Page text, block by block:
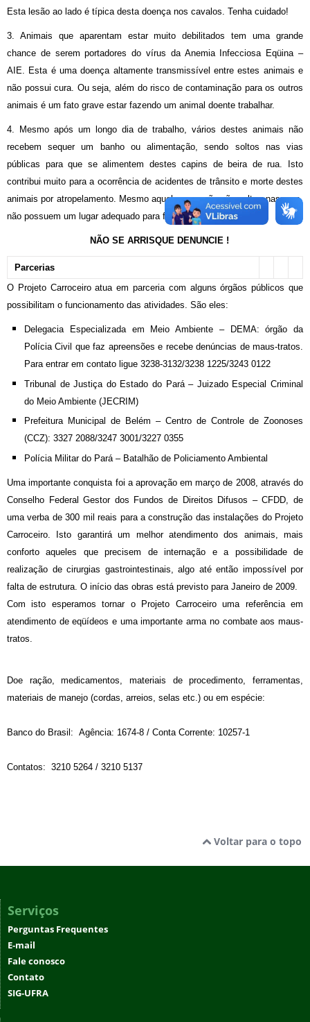
Esta lesão ao lado é típica desta doença nos cavalos. Tenha cuidado!
3. Animais que aparentam estar muito debilitados tem uma grande
chance de serem portadores do vírus da Anemia Infecciosa Eqüina –
AIE. Esta é uma doença altamente transmissível entre estes animais e
não possui cura. Ou seja, além do risco de contaminação para os outros
animais é um fato grave estar fazendo um animal doente trabalhar.
4.
Mesmo após um longo dia de trabalho, vários destes animais não
recebem sequer um banho ou alimentação, sendo soltos nas vias
públicas para que se alimentem destes capins de beira de rua. Isto
contribui muito para a ocorrência de acidentes de trânsito e morte destes
animais por atropelamento. Mesmo aquelesque não são soltos nas ruas,
não possuem um lugar adequado para ficar.
NÃO SE ARRISQUE DENUNCIE !
Parcerias
O Projeto Carroceiro atua em parceria com alguns órgãos públicos que
possibilitam o funcionamento das atividades. São eles:
Delegacia Especializada em Meio Ambiente – DEMA: órgão da
Polícia Civil que faz apreensões e recebe denúncias de maus-tratos.
Para entrar em contato ligue 3238-3132/3238 1225/3243 0122
Tribunal de Justiça do Estado do Pará – Juizado Especial Criminal
do Meio Ambiente (JECRIM)
Prefeitura Municipal de Belém – Centro de Controle de Zoonoses
(CCZ): 3327 2088/3247 3001/3227 0355
Polícia Militar do Pará – Batalhão de Policiamento Ambiental
Uma importante conquista foi a aprovação em março de 2008, através do
Conselho Federal Gestor dos Fundos de Direitos Difusos – CFDD, de
uma verba de 300 mil reais para a construção das instalações do Projeto
Carroceiro. Isto garantirá um melhor atendimento dos animais, mais
conforto aqueles que precisem de internação e a possibilidade de
realização de cirurgias gastrointestinais, algo até então impossível por
falta de estrutura. O início das obras está previsto para Janeiro de 2009.
Com isto esperamos tornar o Projeto Carroceiro uma referência em
atendimento de eqüídeos e uma importante arma no combate aos maus-
tratos.
Doe ração, medicamentos, materiais de procedimento, ferramentas,
materiais de manejo (cordas, arreios, selas etc.) ou em espécie:
Banco do Brasil: Agência: 1674-8 / Conta Corrente: 10257-1
Contatos: 3210 5264 / 3210 5137
Voltar para o topo
Serviços
Perguntas Frequentes
E-mail
Fale conosco
Contato
SIG-UFRA